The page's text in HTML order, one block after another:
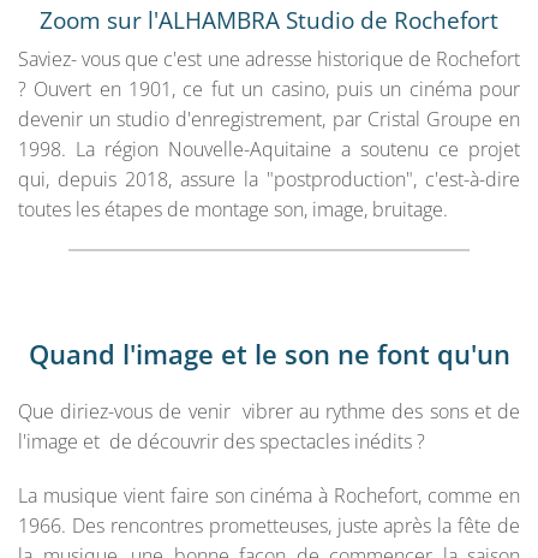
Zoom sur l'ALHAMBRA Studio de Rochefort
Saviez- vous que c'est une adresse historique de Rochefort
? Ouvert en 1901, ce fut un casino, puis un cinéma pour
devenir un studio d'enregistrement, par Cristal Groupe en
1998. La région Nouvelle-Aquitaine a soutenu ce projet
qui, depuis 2018, assure la "postproduction", c'est-à-dire
toutes les étapes de montage son, image, bruitage.
Quand l'image et le son ne font qu'un
Que diriez-vous de venir vibrer au rythme des sons et de
l'image et de découvrir des spectacles inédits ?
La musique vient faire son cinéma à Rochefort, comme en
1966. Des rencontres prometteuses, juste après la fête de